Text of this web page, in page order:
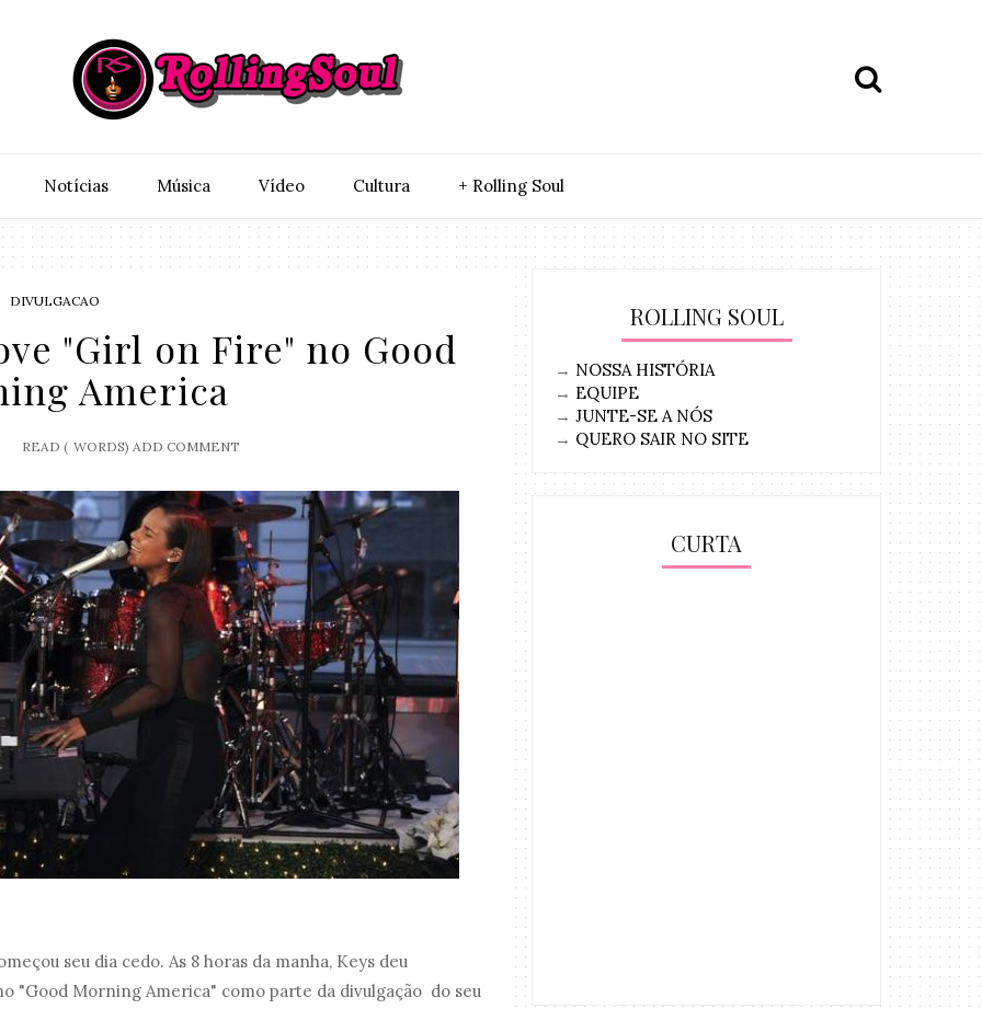
Notí­cias Música Vídeo Cultura + Rolling Soul
DIVULGACAO
"Girl on Fire" no Good
America
READ ( WORDS) ADD COMMENT
seu dia cedo. As 8 horas da manha, Keys deu
"Good Morning America" como parte da divulgação do seu
ROLLING SOUL
→ NOSSA HISTÓRIA
→ EQUIPE
→ JUNTE-SE A NÓS
→ QUERO SAIR NO SITE
CURTA